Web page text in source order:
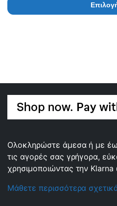
Ολοκληρώστε άμεσα ή με
τις αγορές σας γρήγορα,
χρησιμοποιώντας την
Μάθετε περισσότερα